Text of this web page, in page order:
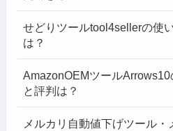
せどりツールtool4sellerの使
は？
AmazonOEMツール
と評判は？
メルカリ自動値下げツール